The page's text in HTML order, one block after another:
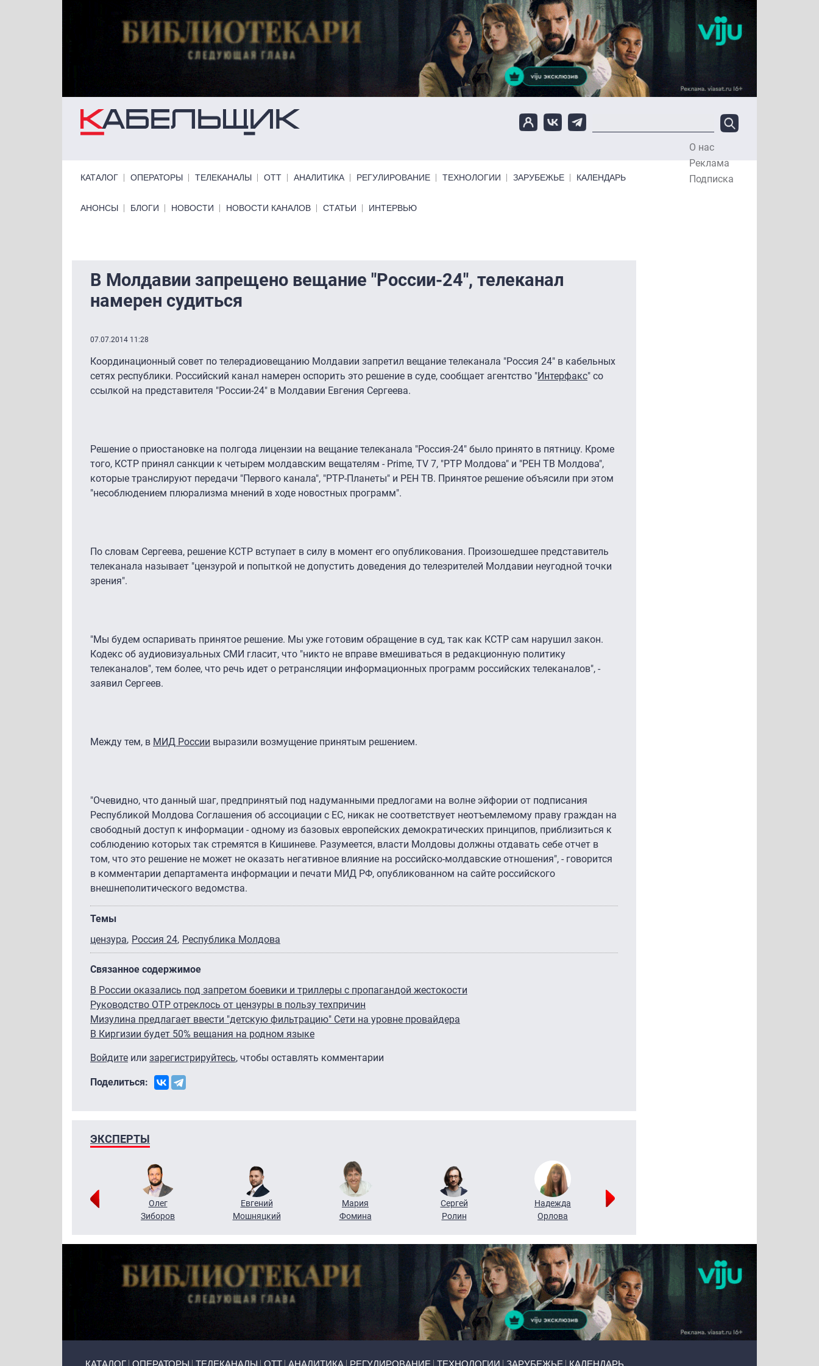
О нас
Реклама
Подписка
КАТАЛОГ ОПЕРАТОРЫ ТЕЛЕКАНАЛЫ ОТТ АНАЛИТИКА РЕГУЛИРОВАНИЕ ТЕХНОЛОГИИ ЗАРУБЕЖЬЕ КАЛЕНДАРЬ
Primary links bottom
АНОНСЫ БЛОГИ НОВОСТИ НОВОСТИ КАНАЛОВ СТАТЬИ ИНТЕРВЬЮ
В Молдавии запрещено вещание "России-24", телеканал
намерен судиться
07.07.2014 11:28
Координационный совет по телерадиовещанию Молдавии запретил вещание телеканала "Россия 24" в кабельных
сетях республики. Российский канал намерен оспорить это решение в суде, сообщает агентство "Интерфакс" со
ссылкой на представителя "России-24" в Молдавии Евгения Сергеева.
Решение о приостановке на полгода лицензии на вещание телеканала "Россия-24" было принято в пятницу. Кроме
того, КСТР принял санкции к четырем молдавским вещателям - Prime, ТV 7, "РТР Молдова" и "РЕН ТВ Молдова",
которые транслируют передачи "Первого канала", "РТР-Планеты" и РЕН ТВ. Принятое решение объясили при этом
"несоблюдением плюрализма мнений в ходе новостных программ".
По словам Сергеева, решение КСТР вступает в силу в момент его опубликования. Произошедшее представитель
телеканала называет "цензурой и попыткой не допустить доведения до телезрителей Молдавии неугодной точки
зрения".
"Мы будем оспаривать принятое решение. Мы уже готовим обращение в суд, так как КСТР сам нарушил закон.
Кодекс об аудиовизуальных СМИ гласит, что "никто не вправе вмешиваться в редакционную политику
телеканалов", тем более, что речь идет о ретрансляции информационных программ российских телеканалов", -
заявил Сергеев.
Между тем, в МИД России выразили возмущение принятым решением.
"Очевидно, что данный шаг, предпринятый под надуманными предлогами на волне эйфории от подписания
Республикой Молдова Соглашения об ассоциации с ЕС, никак не соответствует неотъемлемому праву граждан на
свободный доступ к информации - одному из базовых европейских демократических принципов, приблизиться к
соблюдению которых так стремятся в Кишиневе. Разумеется, власти Молдовы должны отдавать себе отчет в
том, что это решение не может не оказать негативное влияние на российско-молдавские отношения", - говорится
в комментарии департамента информации и печати МИД РФ, опубликованном на сайте российского
внешнеполитического ведомства.
Темы
цензура Россия 24 Республика Молдова
Связанное содержимое
В России оказались под запретом боевики и триллеры с пропагандой жестокости
Руководство ОТР отреклось от цензуры в пользу техпричин
Мизулина предлагает ввести "детскую фильтрацию" Сети на уровне провайдера
В Киргизии будет 50% вещания на родном языке
Войдите или зарегистрируйтесь, чтобы оставлять комментарии
Поделиться:
ЭКСПЕРТЫ
Олег
Зиборов
Евгений
Мошняцкий
Мария
Фомина
Сергей
Ролин
Надежда
Орлова